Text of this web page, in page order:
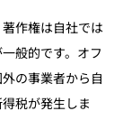
作権は自社では
般的です。オフ
の事業者から自
税が発生しま